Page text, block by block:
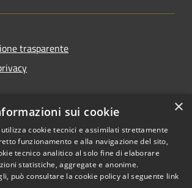
trasparente
di accessibilità
Copyright © 2026 • Comune di
Cervia • Powered by
×
sui cookie
cookie tecnici e assimilati strettamente
funzionamento e alla navigazione del sito,
tecnico analitico al solo fine di elaborare
statistiche, aggregate e anonime.
può consultare la cookie policy al seguente link